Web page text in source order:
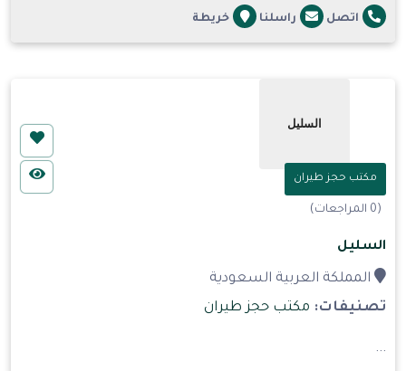
اتصل راسلنا خريطة
مكتب حجز طيران
(0 المراجعات)
السليل
المملكة العربية السعودية
تصنيفات: مكتب حجز طيران
...